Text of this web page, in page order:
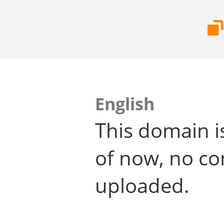
English
This domain
of now, no
uploaded.